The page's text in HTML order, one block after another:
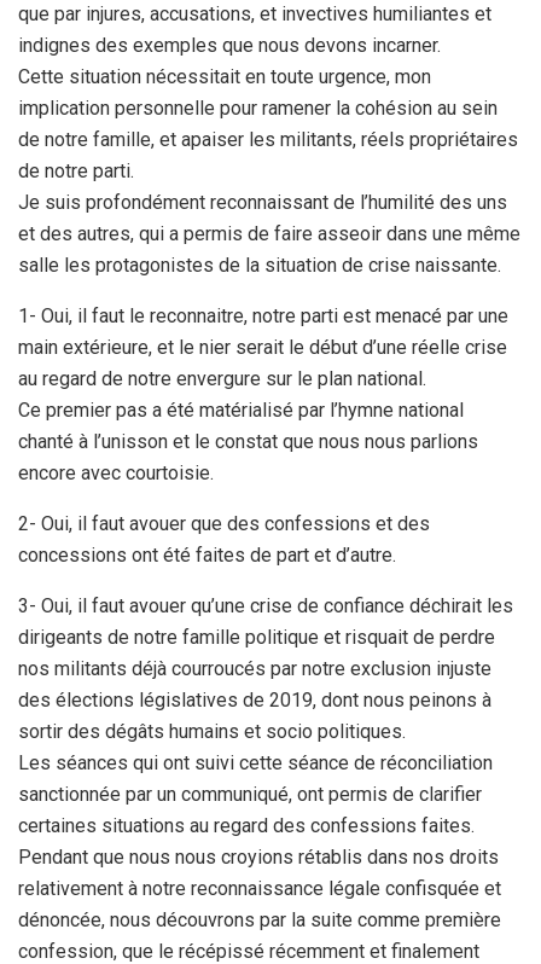
que par injures, accusations, et invectives humiliantes et
indignes des exemples que nous devons incarner.
Cette situation nécessitait en toute urgence, mon
implication personnelle pour ramener la cohésion au sein
de notre famille, et apaiser les militants, réels propriétaires
de notre parti.
Je suis profondément reconnaissant de l’humilité des uns
et des autres, qui a permis de faire asseoir dans une même
salle les protagonistes de la situation de crise naissante.
1- Oui, il faut le reconnaitre, notre parti est menacé par une
main extérieure, et le nier serait le début d’une réelle crise
au regard de notre envergure sur le plan national.
Ce premier pas a été matérialisé par l’hymne national
chanté à l’unisson et le constat que nous nous parlions
encore avec courtoisie.
2- Oui, il faut avouer que des confessions et des
concessions ont été faites de part et d’autre.
3- Oui, il faut avouer qu’une crise de confiance déchirait les
dirigeants de notre famille politique et risquait de perdre
nos militants déjà courroucés par notre exclusion injuste
des élections législatives de 2019, dont nous peinons à
sortir des dégâts humains et socio politiques.
Les séances qui ont suivi cette séance de réconciliation
sanctionnée par un communiqué, ont permis de clarifier
certaines situations au regard des confessions faites.
Pendant que nous nous croyions rétablis dans nos droits
relativement à notre reconnaissance légale confisquée et
dénoncée, nous découvrons par la suite comme première
confession, que le récépissé récemment et finalement